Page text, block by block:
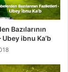
Bazılarının
ibnu Ka’b